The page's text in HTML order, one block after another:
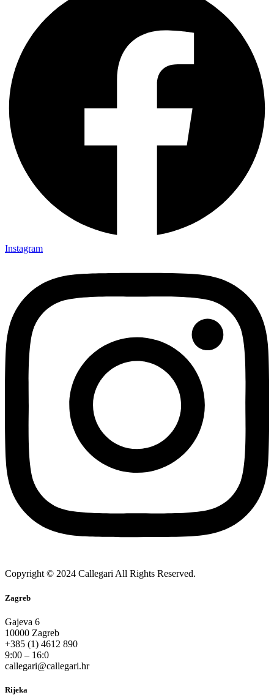
Instagram
Copyright © 2024 Callegari All Rights Reserved.
Zagreb
Gajeva 6
10000 Zagreb
+385 (1) 4612 890
9:00 – 16:0
callegari@callegari.hr
Rijeka